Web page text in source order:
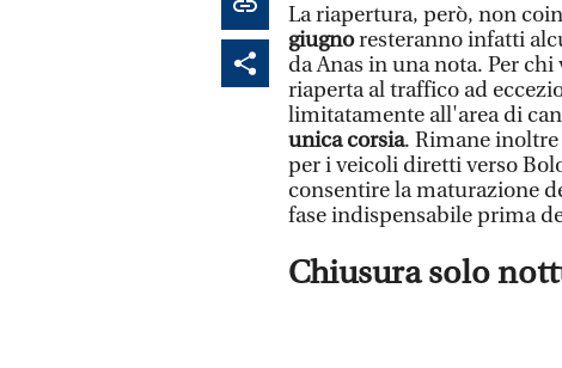
La riapertura, però, non
giugnoresteranno infatti
da Anas in una nota. Per
riaperta al traffico ad
limitatamente all'area di
unica corsia. Rimane inoltre
per i veicoli diretti verso
consentire la maturazione
fase indispensabile prima
Chiusura solo